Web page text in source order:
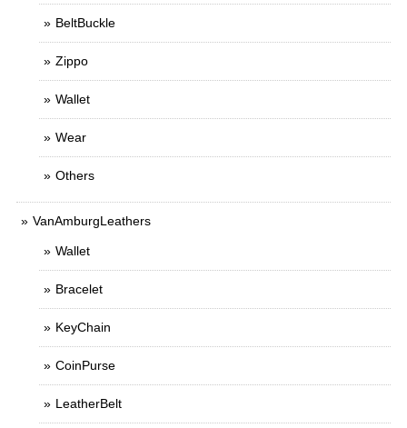
BeltBuckle
Zippo
Wallet
Wear
Others
VanAmburgLeathers
Wallet
Bracelet
KeyChain
CoinPurse
LeatherBelt